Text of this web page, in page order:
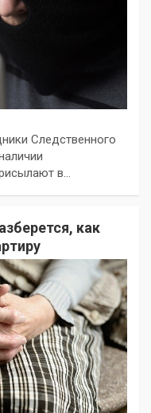
Следственного
в…
как